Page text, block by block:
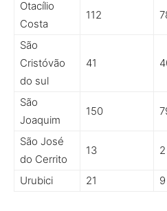
Otacílio
Costa
112
São
Cristóvão
do sul
41
São
Joaquim
150
São José
do Cerrito
13 2
Urubici 21 9